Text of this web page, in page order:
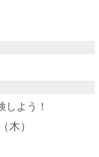
しよう！
木）